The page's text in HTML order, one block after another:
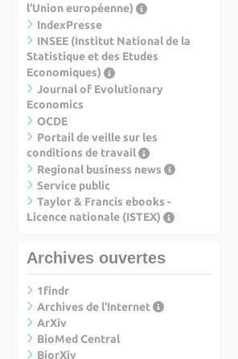
l'Union européenne)
IndexPresse
INSEE (Institut National de la
Statistique et des Etudes
Economiques)
Journal of Evolutionary
Economics
OCDE
Portail de veille sur les
conditions de travail
Regional business news
Service public
Taylor & Francis ebooks -
Licence nationale (ISTEX)
Archives ouvertes
1findr
Archives de l'Internet
ArXiv
BioMed Central
BiorXiv